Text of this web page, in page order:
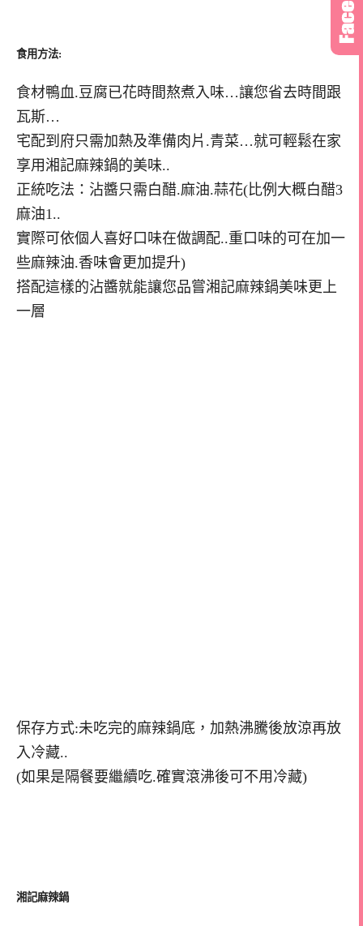
食用方法:
食材鴨血.豆腐已花時間熬煮入味…讓您省去時間跟
瓦斯…
宅配到府只需加熱及準備肉片.青菜…就可輕鬆在家
享用湘記麻辣鍋的美味..
正統吃法：沾醬只需白醋.麻油.蒜花(比例大概白醋3
麻油1..
實際可依個人喜好口味在做調配..重口味的可在加一
些麻辣油.香味會更加提升)
搭配這樣的沾醬就能讓您品嘗湘記麻辣鍋美味更上
一層
保存方式:未吃完的麻辣鍋底，加熱沸騰後放涼再放
入冷藏..
(如果是隔餐要繼續吃.確實滾沸後可不用冷藏)
湘記麻辣鍋